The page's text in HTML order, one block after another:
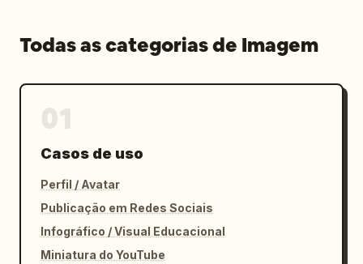
Todas as categorias de Imagem
Casos de uso
Perfil / Avatar
Publicação em Redes Sociais
Infográfico / Visual Educacional
Miniatura do YouTube